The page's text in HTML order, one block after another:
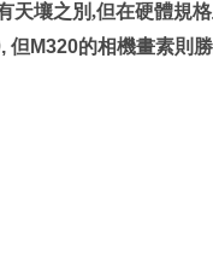
天壤之別,但在硬體規
但 M320的相機畫素則